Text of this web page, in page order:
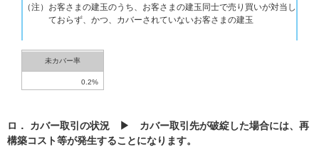
（注） お客さまの建玉のうち、お客さまの建玉同士で売り買いが対当し
ておらず、かつ、カバーされていないお客さまの建玉
未カバー率
0.2%
ロ． カバー取引の状況 ▶ カバー取引先が破綻した場合には、再
構築コスト等が発生することになります。